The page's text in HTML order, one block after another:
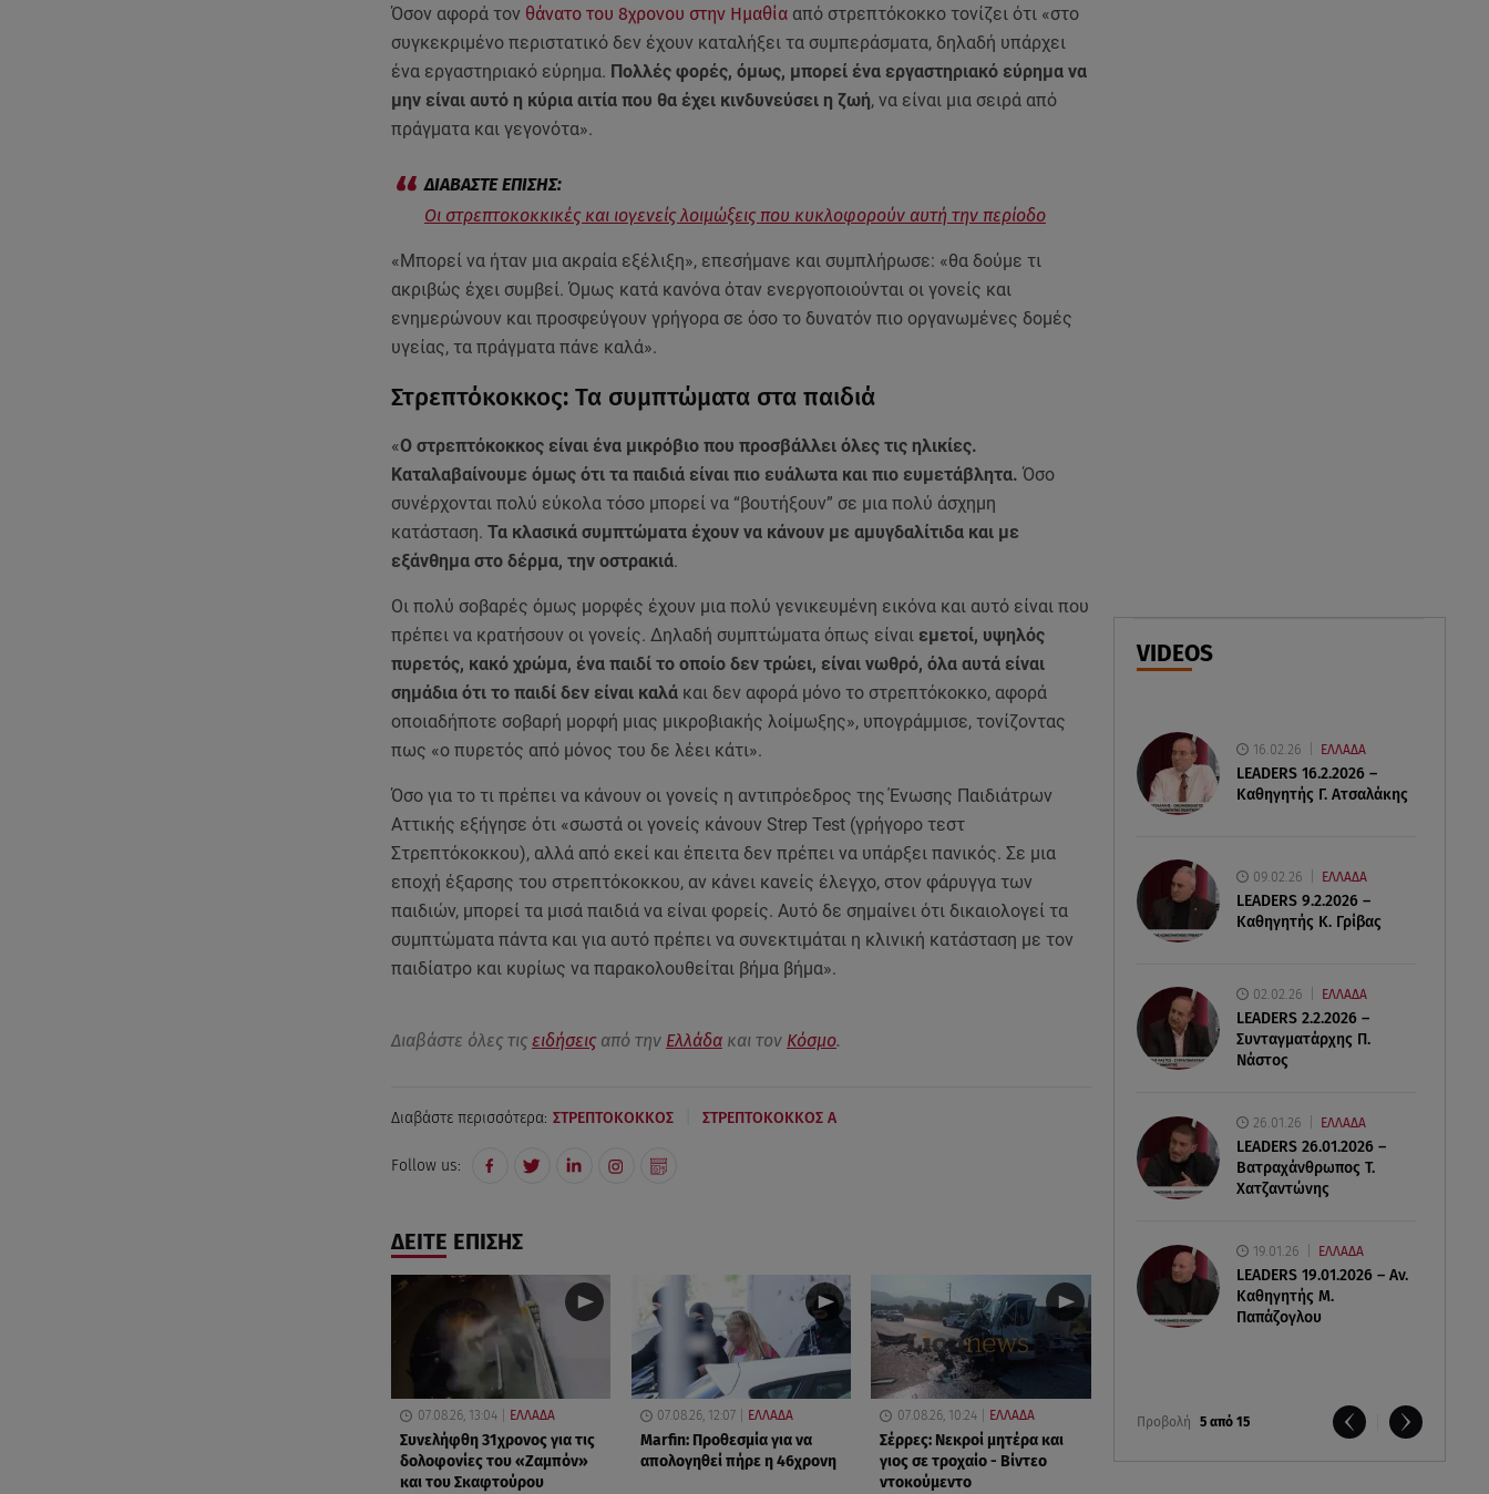
07.08.26 , 10:05
VIDEOS
16.02.26 ΕΛΛΑΔΑ
LEADERS 16.2.2026 –
Καθηγητής Γ. Ατσαλάκης
09.02.26 ΕΛΛΑΔΑ
LEADERS 9.2.2026 –
Καθηγητής Κ. Γρίβας
02.02.26 ΕΛΛΑΔΑ
LEADERS 2.2.2026 –
Συνταγματάρχης Π.
Νάστος
26.01.26 ΕΛΛΑΔΑ
LEADERS 26.01.2026 –
Βατραχάνθρωπος Τ.
Χατζαντώνης
19.01.26 ΕΛΛΑΔΑ
LEADERS 19.01.2026 – Αν.
Καθηγητής Μ.
Παπάζογλου
Προβολή 5 από 15
Όσον αφορά τον θάνατο του 8χρονου στην Ημαθίααπό στρεπτόκοκκο τονίζει ότι «στο
συγκεκριμένο περιστατικό δεν έχουν καταλήξει τα συμπεράσματα, δηλαδή υπάρχει
ένα εργαστηριακό εύρημα. Πολλές φορές, όμως, μπορεί ένα εργαστηριακό εύρημα να
μην είναι αυτό η κύρια αιτία που θα έχει κινδυνεύσει η ζωή, να είναι μια σειρά από
πράγματα και γεγονότα».
Οι στρεπτοκοκκικές και ιογενείς λοιμώξεις που κυκλοφορούν αυτή την περίοδο
«Μπορεί να ήταν μια ακραία εξέλιξη», επεσήμανε και συμπλήρωσε: «θα δούμε τι
ακριβώς έχει συμβεί. Όμως κατά κανόνα όταν ενεργοποιούνται οι γονείς και
ενημερώνουν και προσφεύγουν γρήγορα σε όσο το δυνατόν πιο οργανωμένες δομές
υγείας, τα πράγματα πάνε καλά».
Στρεπτόκοκκος: Τα συμπτώματα στα παιδιά
«Ο στρεπτόκοκκος είναι ένα μικρόβιο που προσβάλλει όλες τις ηλικίες.
Καταλαβαίνουμε όμως ότι τα παιδιά είναι πιο ευάλωτα και πιο ευμετάβλητα. Όσο
συνέρχονται πολύ εύκολα τόσο μπορεί να “βουτήξουν” σε μια πολύ άσχημη
κατάσταση. Τα κλασικά συμπτώματα έχουν να κάνουν με αμυγδαλίτιδα και με
εξάνθημα στο δέρμα, την οστρακιά.
Οι πολύ σοβαρές όμως μορφές έχουν μια πολύ γενικευμένη εικόνα και αυτό είναι που
πρέπει να κρατήσουν οι γονείς. Δηλαδή συμπτώματα όπως είναι εμετοί, υψηλός
πυρετός, κακό χρώμα, ένα παιδί το οποίο δεν τρώει, είναι νωθρό, όλα αυτά είναι
σημάδια ότι το παιδί δεν είναι καλάκαι δεν αφορά μόνο το στρεπτόκοκκο, αφορά
οποιαδήποτε σοβαρή μορφή μιας μικροβιακής λοίμωξης», υπογράμμισε, τονίζοντας
πως «ο πυρετός από μόνος του δε λέει κάτι».
Όσο για το τι πρέπει να κάνουν οι γονείς η αντιπρόεδρος της Ένωσης Παιδιάτρων
Αττικής εξήγησε ότι «σωστά οι γονείς κάνουν Strep Test (γρήγορο τεστ
Στρεπτόκοκκου), αλλά από εκεί και έπειτα δεν πρέπει να υπάρξει πανικός. Σε μια
εποχή έξαρσης του στρεπτόκοκκου, αν κάνει κανείς έλεγχο, στον φάρυγγα των
παιδιών, μπορεί τα μισά παιδιά να είναι φορείς. Αυτό δε σημαίνει ότι δικαιολογεί τα
συμπτώματα πάντα και για αυτό πρέπει να συνεκτιμάται η κλινική κατάσταση με τον
παιδίατρο και κυρίως να παρακολουθείται βήμα βήμα».
Διαβάστε όλες τις ειδήσειςαπό την Ελλάδακαι τον Κόσμο.
Διαβάστε περισσότερα: ΣΤΡΕΠΤΟΚΟΚΚΟΣ ΣΤΡΕΠΤΟΚΟΚΚΟΣ Α
Follow us:
ΔΕΙΤΕ ΕΠΙΣΗΣ
07.08.26, 13:04 ΕΛΛΑΔΑ
Συνελήφθη 31χρονος για τις
δολοφονίες του «Ζαμπόν»
και του Σκαφτούρου
07.08.26, 12:07 ΕΛΛΑΔΑ
Marfin: Προθεσμία για να
απολογηθεί πήρε η 46χρονη
07.08.26, 10:24 ΕΛΛΑΔΑ
Σέρρες: Νεκροί μητέρα και
γιος σε τροχαίο - Βίντεο
ντοκούμεντο